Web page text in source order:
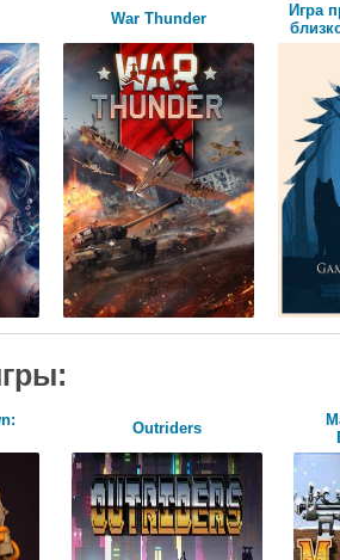
War Thunder
Игра
Outriders